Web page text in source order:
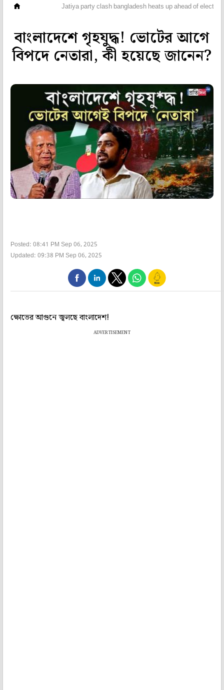
Jatiya party clash bangladesh heats up ahead of
বাংলাদেশে গৃহযুদ্ধ! ভোটের আগে
বিপদে নেতারা, কী হয়েছে জানেন?
Posted: 08:41 PM Sep 06, 2025
Updated: 09:38 PM Sep 06, 2025
ক্ষোভের আগুনে জ্বলছে বাংলাদেশ!
ADVERTISEMENT